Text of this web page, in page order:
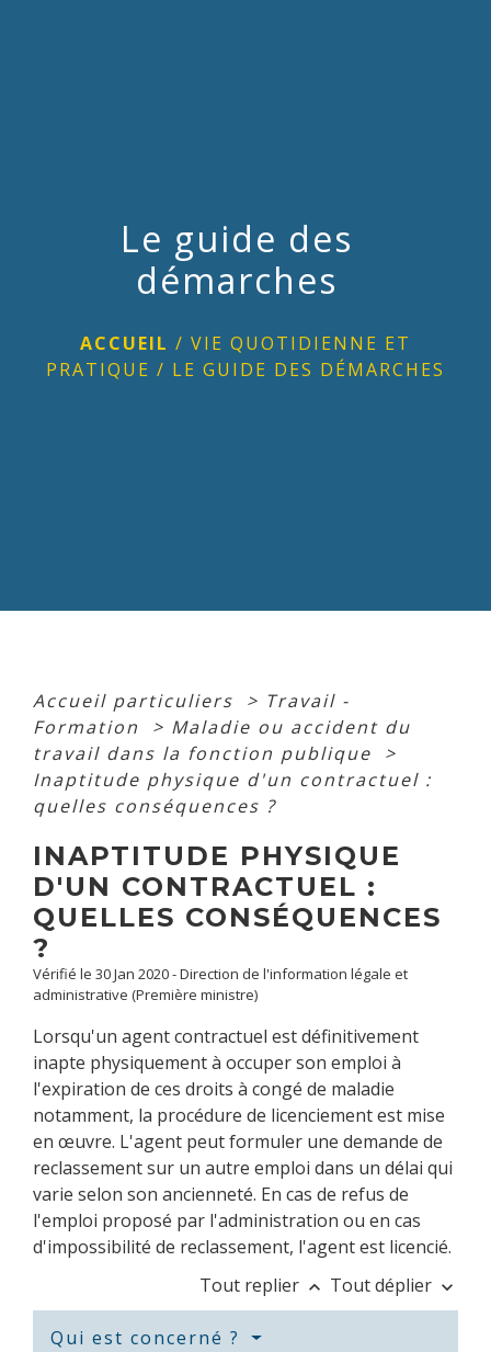
Le guide des
démarches
ACCUEIL / VIE QUOTIDIENNE ET
PRATIQUE / LE GUIDE DES DÉMARCHES
Accueil particuliers > Travail -
Formation
> Maladie ou accident du
travail dans la fonction publique
>
Inaptitude physique d'un contractuel :
quelles conséquences ?
INAPTITUDE PHYSIQUE
D'UN CONTRACTUEL :
QUELLES CONSÉQUENCES
?
Vérifié le 30 Jan 2020 - Direction de l'information légale et
administrative (Première ministre)
Lorsqu'un agent contractuel est définitivement
inapte physiquement à occuper son emploi à
l'expiration de ces droits à congé de maladie
notamment, la procédure de licenciement est mise
en œuvre. L'agent peut formuler une demande de
reclassement sur un autre emploi dans un délai qui
varie selon son ancienneté. En cas de refus de
l'emploi proposé par l'administration ou en cas
d'impossibilité de reclassement, l'agent est licencié.
Tout replier keyboard_arrow_up Tout déplier keyboard_arrow_down
Qui est concerné ?